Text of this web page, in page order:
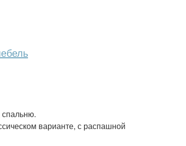
спальню.
варианте, с распашной